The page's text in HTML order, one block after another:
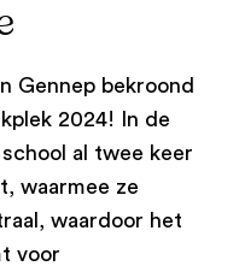
Gennep bekroond
2024! In de
al twee keer
waarmee ze
waardoor het
voor